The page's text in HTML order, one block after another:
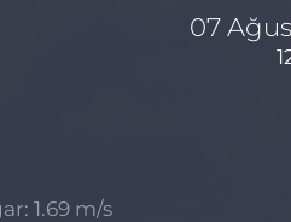
07
1.69 m/s